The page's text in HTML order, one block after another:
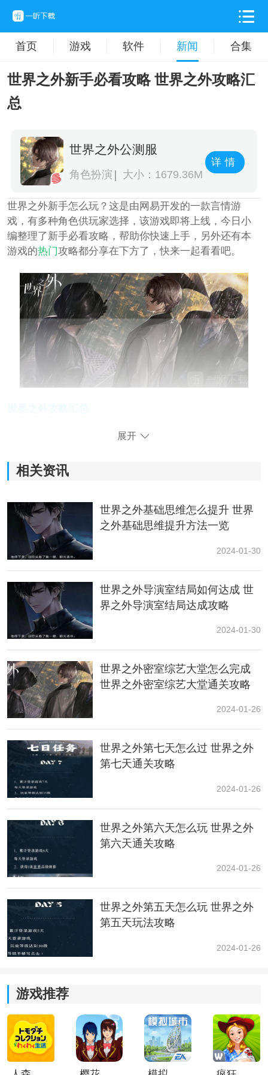
首页 游戏 软件 新闻 合集
世界之外新手必看攻略 世界之外攻略汇
总
世界之外公测服
角色扮演 大小：1679.36M
详情
世界之外新手怎么玩？这是由网易开发的一款言情游
戏，有多种角色供玩家选择，该游戏即将上线，今日小
编整理了新手必看攻略，帮助你快速上手，另外还有本
游戏的热门攻略都分享在下方了，快来一起看看吧。
最新兑换码
每日必做任务
世界之外新手必看攻略
1.体力建议做好规划：这游戏目前没有自动回复一说，每
天的体力来源也就升级、任务奖励、月卡和好友互赠。
但基本上玩到第二天就是各种卡关然后缺体力养卡。
2.关于养卡：建议是一世界两月，属性不要重复。养的时
候尽量保证世界卡是你目前能养到的最高等级，资源
够的情况第二张月卡只比世界少一星（突破会有星星标
识）第三张一般是补前两张伤害，主线要求不高，随便
塞都行，支线尽量塞对应的男主卡（有150%的加成）。
3.关于抽卡：拿到新手保底应该就差不多了，如果月级卡
跟世界属性重复，建议去看看首充奖励的卡会不会重，
实在没办法了再去砸卡池也行。第一天抽卡别急，第二
天会送十连抽，前期塞给你的黄宝石先拿去补签月签。
4.补充一点，黄宝石不是不能抽卡，而是要么只能单抽，
要么等你数量在3000以上才能十连抽。
5.关于主线：主线不用急，前三天慢慢推，支线也是，不
过如果是喜欢游戏美工的要做好被变脸的准备。
6.感觉上就是支线是主线的dlc，第一章是初见，第二章
是结束掉整个世界的后续以及去跟男主谈个
全局战斗属性加成哦。所以，建议是你哪位男主的卡多
开哪个，因为如果卡支线的话，你其他支线也不能开，
主线说不定也会被卡住。
以上就是新手攻略了，希望能帮助大家快速过渡新手阶
小编会第一时间分享的。
展开
相关资讯
世界之外基础思维怎么提升 世界
之外基础思维提升方法一览
2024-01-30
世界之外导演室结局如何达成 世
界之外导演室结局达成攻略
2024-01-30
世界之外密室综艺大堂怎么完成
世界之外密室综艺大堂通关攻略
2024-01-26
世界之外第七天怎么过 世界之外
第七天通关攻略
2024-01-26
世界之外第六天怎么玩 世界之外
第六天通关攻略
2024-01-26
世界之外第五天怎么玩 世界之外
第五天玩法攻略
2024-01-26
游戏推荐